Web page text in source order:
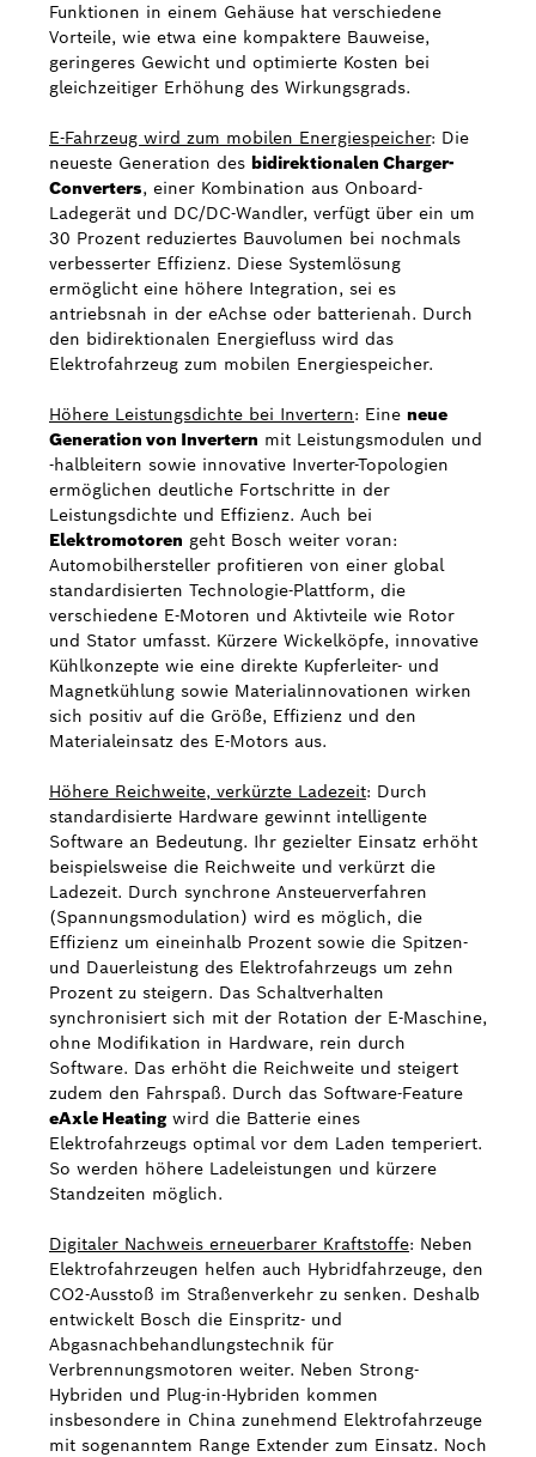
Funktionen in einem Gehäuse hat verschiedene
Vorteile, wie etwa eine kompaktere Bauweise,
geringeres Gewicht und optimierte Kosten bei
gleichzeitiger Erhöhung des Wirkungsgrads.
E-Fahrzeug wird zum mobilen Energiespeicher: Die
neueste Generation des bidirektionalen Charger-
Converters, einer Kombination aus Onboard-
Ladegerät und DC/DC-Wandler, verfügt über ein um
30 Prozent reduziertes Bauvolumen bei nochmals
verbesserter Effizienz. Diese Systemlösung
ermöglicht eine höhere Integration, sei es
antriebsnah in der eAchse oder batterienah. Durch
den bidirektionalen Energiefluss wird das
Elektrofahrzeug zum mobilen Energiespeicher.
Höhere Leistungsdichte bei Invertern: Eine neue
Generation von Invertern mit Leistungsmodulen und
-halbleitern sowie innovative Inverter-Topologien
ermöglichen deutliche Fortschritte in der
Leistungsdichte und Effizienz. Auch bei
Elektromotoren geht Bosch weiter voran:
Automobilhersteller profitieren von einer global
standardisierten Technologie-Plattform, die
verschiedene E-Motoren und Aktivteile wie Rotor
und Stator umfasst. Kürzere Wickelköpfe, innovative
Kühlkonzepte wie eine direkte Kupferleiter- und
Magnetkühlung sowie Materialinnovationen wirken
sich positiv auf die Größe, Effizienz und den
Materialeinsatz des E-Motors aus.
Höhere Reichweite, verkürzte Ladezeit: Durch
standardisierte Hardware gewinnt intelligente
Software an Bedeutung. Ihr gezielter Einsatz erhöht
beispielsweise die Reichweite und verkürzt die
Ladezeit. Durch synchrone Ansteuerverfahren
(Spannungsmodulation) wird es möglich, die
Effizienz um eineinhalb Prozent sowie die Spitzen-
und Dauerleistung des Elektrofahrzeugs um zehn
Prozent zu steigern. Das Schaltverhalten
synchronisiert sich mit der Rotation der E-Maschine,
ohne Modifikation in Hardware, rein durch
Software. Das erhöht die Reichweite und steigert
zudem den Fahrspaß. Durch das Software-Feature
eAxle Heating wird die Batterie eines
Elektrofahrzeugs optimal vor dem Laden temperiert.
So werden höhere Ladeleistungen und kürzere
Standzeiten möglich.
Digitaler Nachweis erneuerbarer Kraftstoffe: Neben
Elektrofahrzeugen helfen auch Hybridfahrzeuge, den
CO2-Ausstoß im Straßenverkehr zu senken. Deshalb
entwickelt Bosch die Einspritz- und
Abgasnachbehandlungstechnik für
Verbrennungsmotoren weiter. Neben Strong-
Hybriden und Plug-in-Hybriden kommen
insbesondere in China zunehmend Elektrofahrzeuge
mit sogenanntem Range Extender zum Einsatz. Noch